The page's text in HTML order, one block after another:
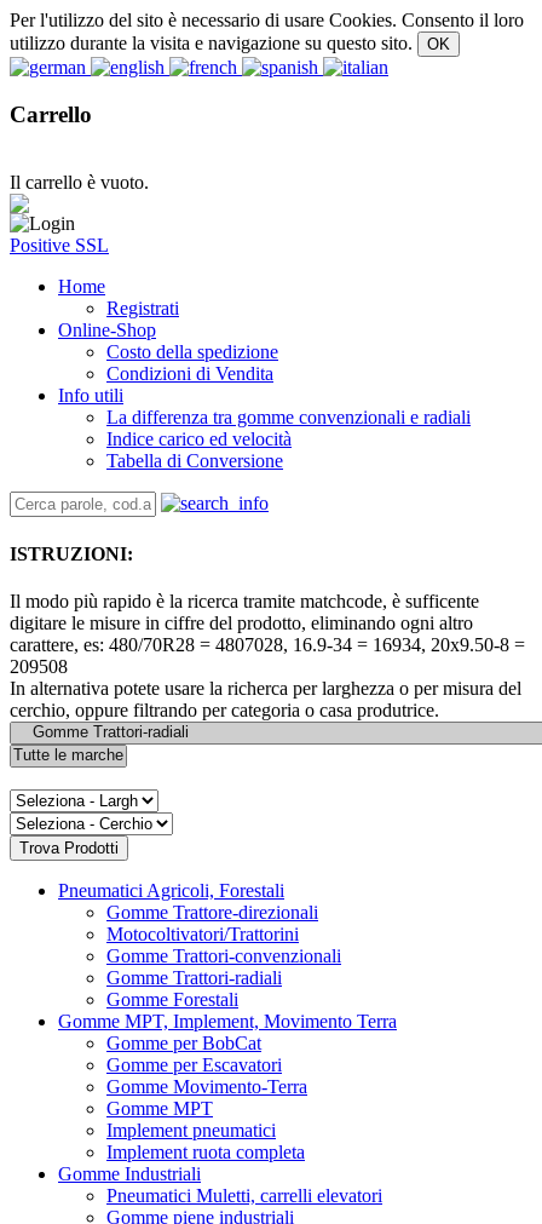
Per l'utilizzo del sito è necessario di usare Cookies. Consento il loro
utilizzo durante la visita e navigazione su questo sito.
Carrello
Il carrello è vuoto.
Positive SSL
Home
Registrati
Online-Shop
Costo della spedizione
Condizioni di Vendita
Info utili
La differenza tra gomme convenzionali e radiali
Indice carico ed velocità
Tabella di Conversione
ISTRUZIONI:
Il modo più rapido è la ricerca tramite matchcode, è sufficente
digitare le misure in ciffre del prodotto, eliminando ogni altro
carattere, es: 480/70R28 = 4807028, 16.9-34 = 16934, 20x9.50-8 =
209508
In alternativa potete usare la richerca per larghezza o per misura del
cerchio, oppure filtrando per categoria o casa produtrice.
Pneumatici Agricoli, Forestali
Gomme Trattore-direzionali
Motocoltivatori/Trattorini
Gomme Trattori-convenzionali
Gomme Trattori-radiali
Gomme Forestali
Gomme MPT, Implement, Movimento Terra
Gomme per BobCat
Gomme per Escavatori
Gomme Movimento-Terra
Gomme MPT
Implement pneumatici
Implement ruota completa
Gomme Industriali
Pneumatici Muletti, carrelli elevatori
Gomme piene industriali